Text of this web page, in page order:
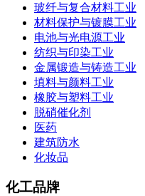
玻纤与复合材料工业
材料保护与镀膜工业
电池与光电源工业
纺织与印染工业
金属锻造与铸造工业
填料与颜料工业
橡胶与塑料工业
脱硝催化剂
医药
建筑防水
化妆品
化工品牌